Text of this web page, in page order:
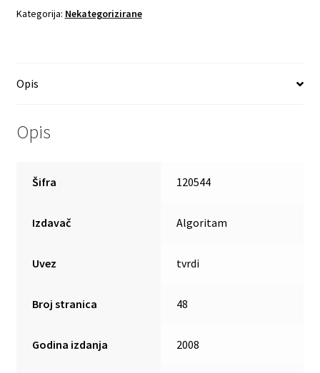
količina
Kategorija: Nekategorizirane
Opis
Opis
Šifra 120544
Izdavač Algoritam
Uvez tvrdi
Broj stranica 48
Godina izdanja 2008